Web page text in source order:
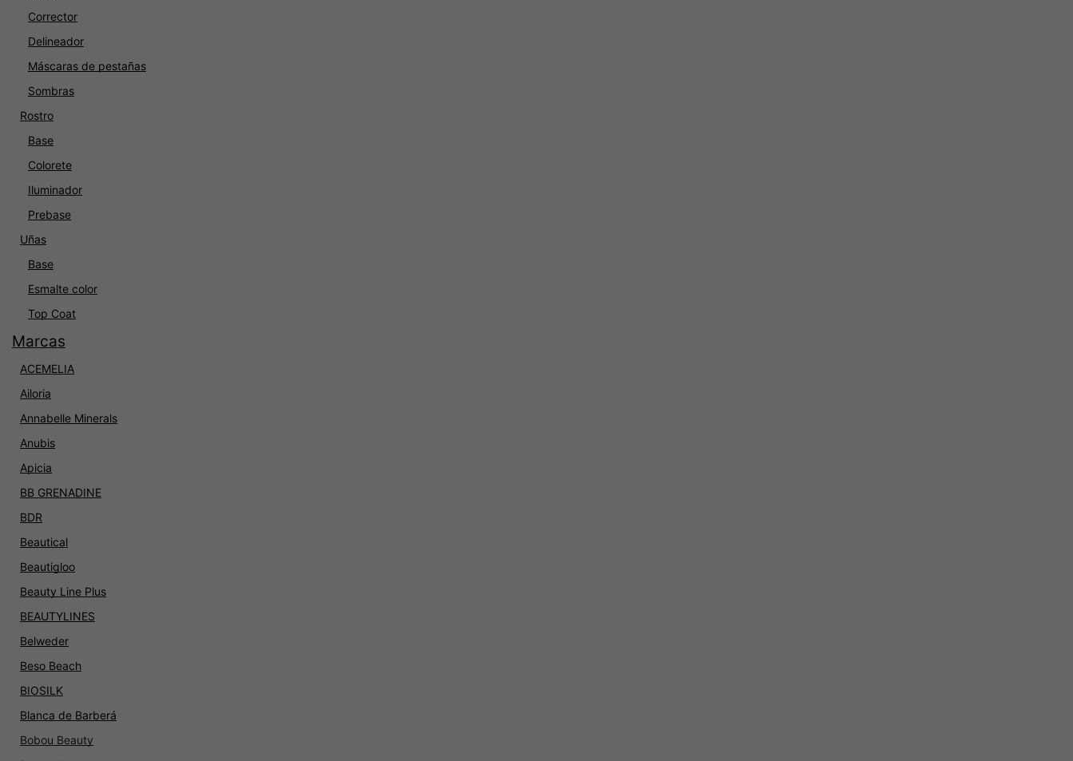
Corrector
Delineador
Máscaras de pestañas
Sombras
Rostro
Base
Colorete
Iluminador
Prebase
Uñas
Base
Esmalte color
Top Coat
Marcas
ACEMELIA
Ailoria
Annabelle Minerals
Anubis
Apicia
BB GRENADINE
BDR
Beautical
Beautigloo
Beauty Line Plus
BEAUTYLINES
Belweder
Beso Beach
BIOSILK
Blanca de Barberá
Bobou Beauty